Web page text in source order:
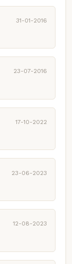
31-01-2016
23-07-2016
17-10-2022
23-06-2023
12-08-2023